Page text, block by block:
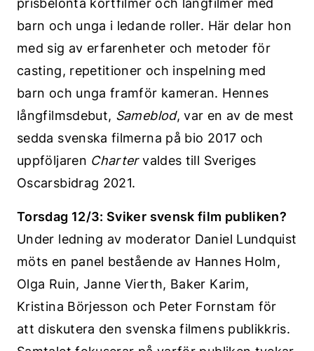
barn och unga i ledande roller. Här delar hon
med sig av erfarenheter och metoder för
casting, repetitioner och inspelning med
barn och unga framför kameran. Hennes
långfilmsdebut, Sameblod, var en av de mest
sedda svenska filmerna på bio 2017 och
uppföljaren Chartervaldes till Sveriges
Oscarsbidrag 2021.
Torsdag 12/3: Sviker svensk film publiken?
Under ledning av moderator Daniel Lundquist
möts en panel bestående av Hannes Holm,
Olga Ruin, Janne Vierth, Baker Karim,
Kristina Börjesson och Peter Fornstam för
att diskutera den svenska filmens publikkris.